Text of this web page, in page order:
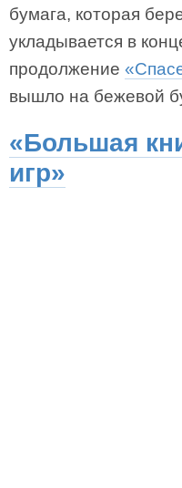
бумага, которая
укладывается в
продолжение
вышло на бежевой
«Большая
игр»